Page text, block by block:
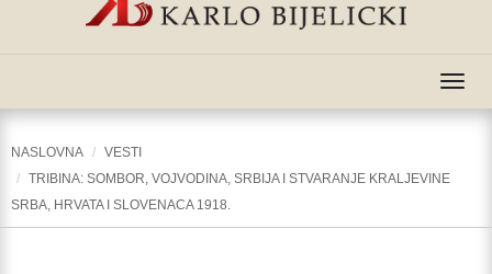
NASLOVNA
VESTI
TRIBINA: SOMBOR, VOJVODINA, SRBIJA I STVARANJE KRALJEVINE
SRBA, HRVATA I SLOVENACA 1918.